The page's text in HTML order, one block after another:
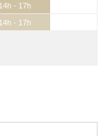
14h - 17h
14h - 17h